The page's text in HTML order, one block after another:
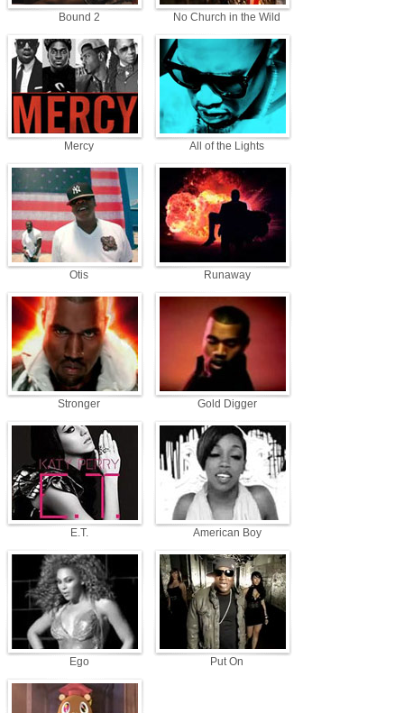
Bound 2 No Church in the Wild
Mercy All of the Lights
Otis Runaway
Stronger Gold Digger
E.T. American Boy
Ego Put On